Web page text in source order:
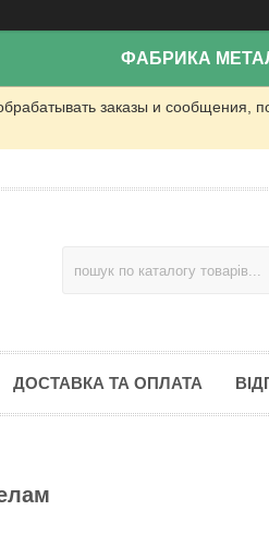
ФАБРИКА
заказы и сообщения,
ДОСТАВКА ТА ОПЛАТА